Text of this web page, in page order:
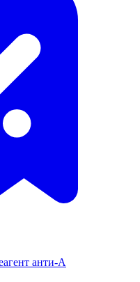
анти-А